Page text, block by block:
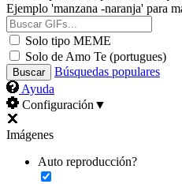
Ejemplo 'manzana -naranja' para
Solo tipo MEME
Solo de Amo Te (portugues)
Búsquedas populares
Ayuda
Configuración ▼
Imágenes
Auto reproducción?